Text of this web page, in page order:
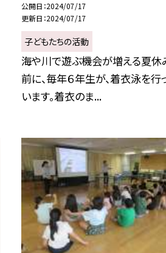
公開日 2024/07/17
更新日 2024/07/17
子どもたちの活動
海や川で遊ぶ機会が増える夏休
前に、毎年６年生が、着衣泳を行
います。着衣のま...